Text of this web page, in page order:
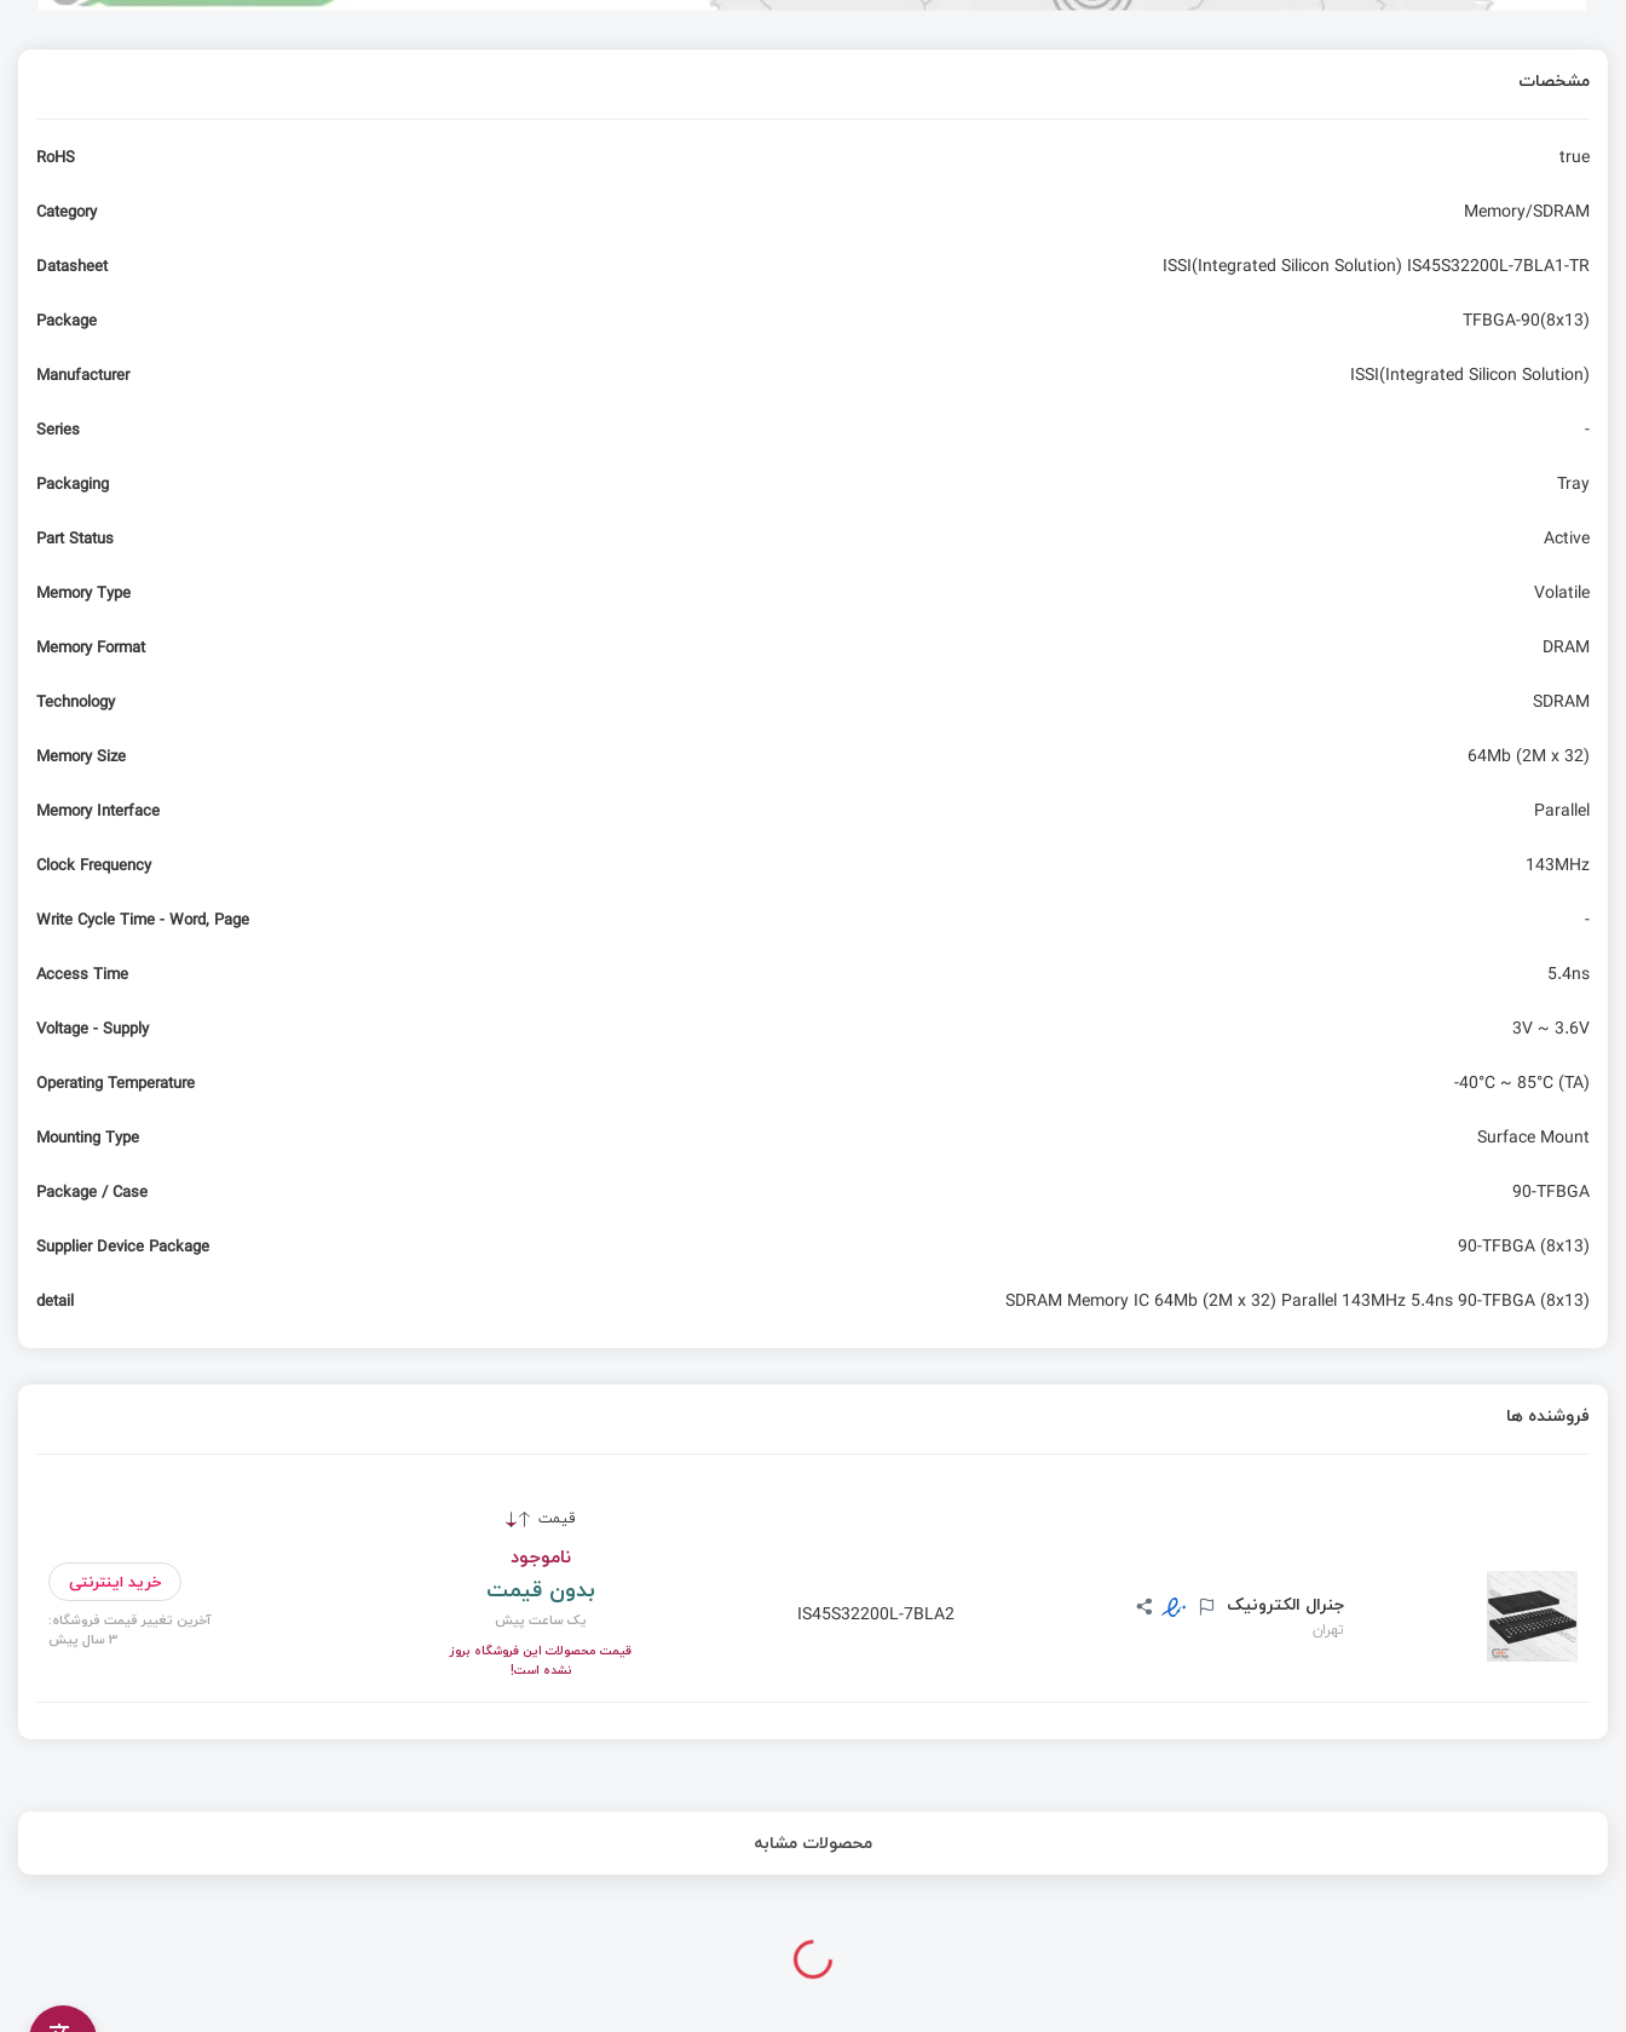
مشخصات
RoHS true
Category Memory/SDRAM
Datasheet ISSI(Integrated Silicon Solution) IS45S32200L-7BLA1-TR
Package TFBGA-90(8x13)
Manufacturer ISSI(Integrated Silicon Solution)
Series -
Packaging Tray
Part Status Active
Memory Type Volatile
Memory Format DRAM
Technology SDRAM
Memory Size 64Mb (2M x 32)
Memory Interface Parallel
Clock Frequency 143MHz
Write Cycle Time - Word, Page -
Access Time 5.4ns
Voltage - Supply 3V ~ 3.6V
Operating Temperature -40°C ~ 85°C (TA)
Mounting Type Surface Mount
Package / Case 90-TFBGA
Supplier Device Package 90-TFBGA (8x13)
detail SDRAM Memory IC 64Mb (2M x 32) Parallel 143MHz 5.4ns 90-TFBGA (8x13)
فروشنده ها
قیمت
جنرال الکترونیک
تهران
IS45S32200L-7BLA2
ناموجود
بدون قیمت
یک ساعت پیش
قیمت محصولات این فروشگاه بروز
نشده است!
خرید اینترنتی
آخرین تغییر قیمت فروشگاه:
3 سال پیش
محصولات مشابه